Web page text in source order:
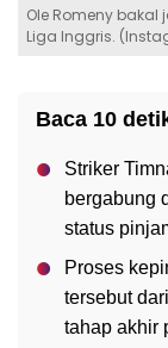
Ole Romeny
Liga Inggris.
Baca 10
Striker
bergabung
status
Proses
tersebut
tahap akhir